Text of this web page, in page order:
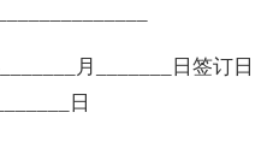
月_______日签订日
日